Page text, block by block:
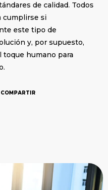
COMPARTIR
de calidad. Todos
cumplirse si
este tipo de
y, por supuesto,
humano para